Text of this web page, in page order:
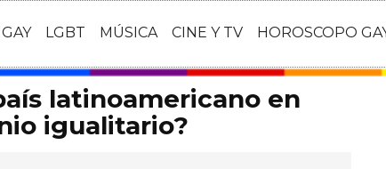
LGBT MÚSICA CINE Y TV HOROSCOPO
latinoamericano en
igualitario?